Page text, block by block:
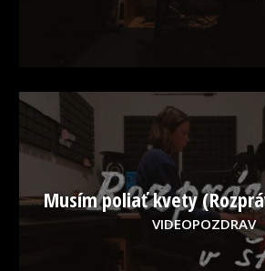
Musím poliať kvety
VIDEOPOZDRAV